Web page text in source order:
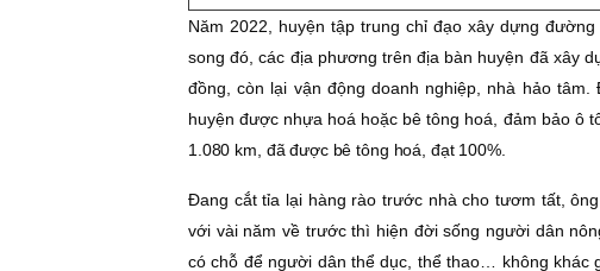
Năm 2022, huyện tập trung chỉ đạo xây dựng
song đó, các địa phương trên địa bàn huyện đã xây
đồng, còn lại vận động doanh nghiệp, nhà hảo
huyện được nhựa hoá hoặc bê tông hoá, đảm bảo ô
1.080 km, đã được bê tông hoá, đạt 100%.
Ðang cắt tỉa lại hàng rào trước nhà cho tươm tất,
với vài năm về trước thì hiện đời sống người dân
có chỗ để người dân thể dục, thể thao… không